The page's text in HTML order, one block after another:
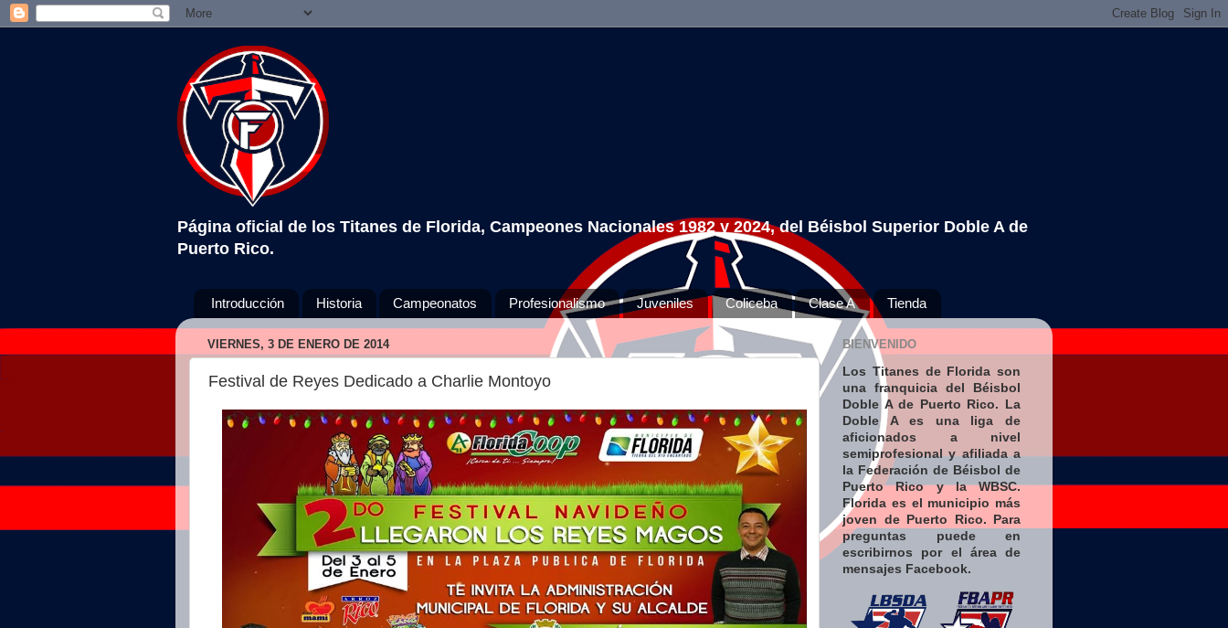
Página oficial de los Titanes de Florida, Campeones Nacionales 1982 y 2024, del Béisbol Superior Doble A de
Puerto Rico.
Introducción Historia Campeonatos Profesionalismo Juveniles Coliceba Clase A Tienda
VIERNES, 3 DE ENERO DE 2014
Festival de Reyes Dedicado a Charlie Montoyo
BIENVENIDO
Los Titanes de Florida son
una franquicia del Béisbol
Doble A de Puerto Rico. La
Doble A es una liga de
aficionados a nivel
semiprofesional y afiliada a
la Federación de Béisbol de
Puerto Rico y la WBSC.
Florida es el municipio más
joven de Puerto Rico. Para
preguntas puede en
escribirnos por el área de
mensajes Facebook.